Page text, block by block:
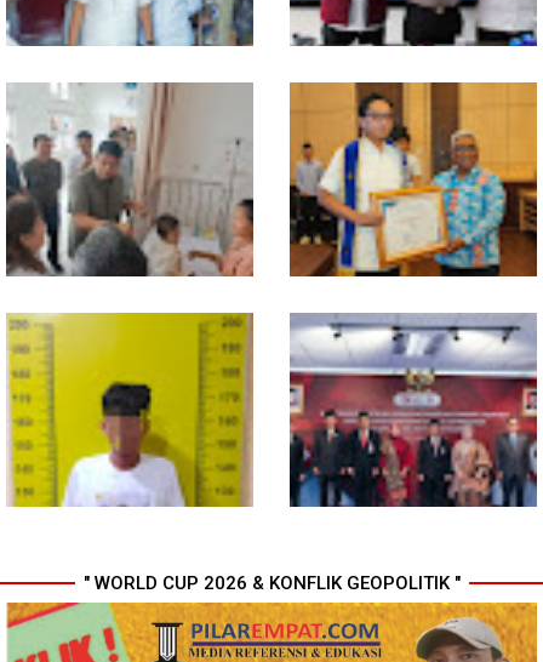
Walikota Medan Nonaktifkan
Lurah Aur, Rico Waas : Tak Ada
Toleransi bagi Penyalahgunaan
Wewenang
Bahan dari Kamboja, Polda
Sumut Bongkar Home Industri
Vape Mengandung Etomidate
Gubsu Bobby Pastikan Pasien
Rujukan dari Nias Tak
Terkendala Biaya Perjalanan
dan Rumah Singgah di Medan
Wali Kota Medan Dikukuhkan
Jadi Duta Penggerak Ayah
Teladan, Rico Waas: Jabatan
Tertinggi Pria Dalam Keluarga
Polresta Deli Serdang Bekuk
Dua orang Pengedar Narkoba
di Pagar Merbau
Perkuat Kinerja Organisasi dan
Pengembangan Karier, OJK
Lantik Pejabat Baru
" WORLD CUP 2026 & KONFLIK GEOPOLITIK "